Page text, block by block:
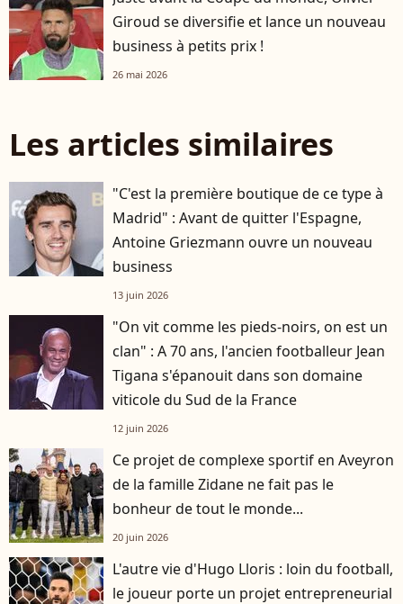
Giroud se diversifie et lance un nouveau
business à petits prix !
26 mai 2026
Les articles similaires
"C'est la première boutique de ce type à
Madrid" : Avant de quitter l'Espagne,
Antoine Griezmann ouvre un nouveau
business
13 juin 2026
"On vit comme les pieds-noirs, on est un
clan" : A 70 ans, l'ancien footballeur Jean
Tigana s'épanouit dans son domaine
viticole du Sud de la France
12 juin 2026
Ce projet de complexe sportif en Aveyron
de la famille Zidane ne fait pas le
bonheur de tout le monde...
20 juin 2026
L'autre vie d'Hugo Lloris : loin du football,
le joueur porte un projet entrepreneurial